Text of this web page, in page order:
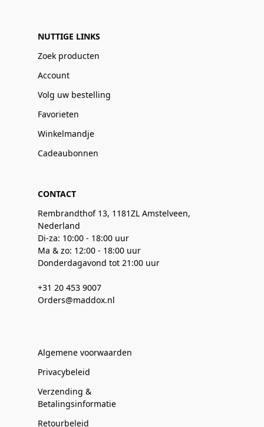
NUTTIGE LINKS
Zoek producten
Account
Volg uw bestelling
Favorieten
Winkelmandje
Cadeaubonnen
CONTACT
Rembrandthof 13, 1181ZL Amstelveen,
Nederland
Di-za: 10:00 - 18:00 uur
Ma & zo: 12:00 - 18:00 uur
Donderdagavond tot 21:00 uur
+31 20 453 9007
Orders@maddox.nl
Algemene voorwaarden
Privacybeleid
Verzending &
Betalingsinformatie
Retourbeleid